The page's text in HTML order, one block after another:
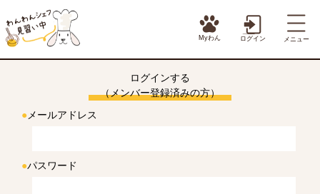
Myわん ログイン メニュー
ログインする
（メンバー登録済みの方）
● メールアドレス
●パスワード